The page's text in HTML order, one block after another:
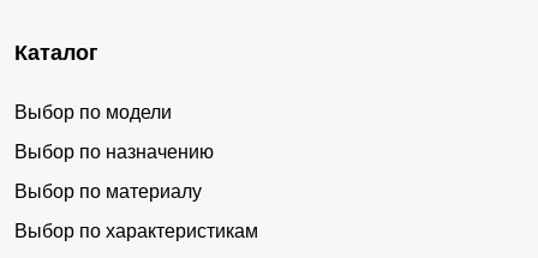
Каталог
Выбор по модели
Выбор по назначению
Выбор по материалу
Выбор по характеристикам